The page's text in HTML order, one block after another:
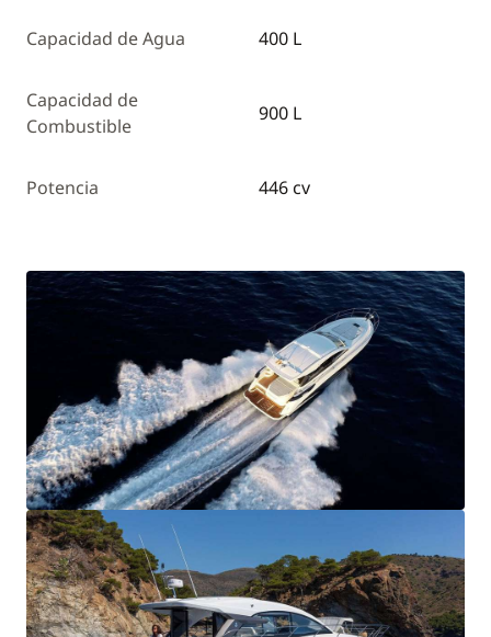
Capacidad de Agua 400 L
Capacidad de
Combustible
900 L
Potencia 446 cv